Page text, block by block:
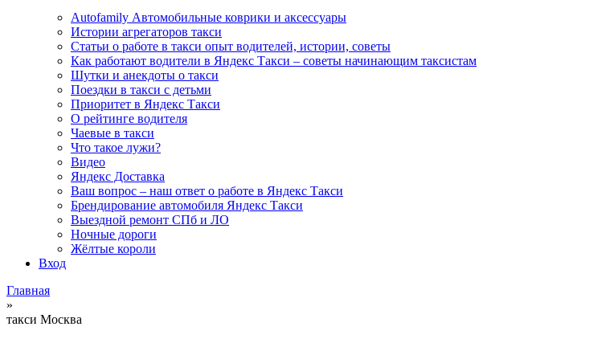
Autofamily Автомобильные коврики и аксессуары
Истории агрегаторов такси
Статьи о работе в такси опыт водителей, истории, советы
Как работают водители в Яндекс Такси – советы начинающим таксистам
Шутки и анекдоты о такси
Поездки в такси с детьми
Приоритет в Яндекс Такси
О рейтинге водителя
Чаевые в такси
Что такое лужи?
Видео
Яндекс Доставка
Ваш вопрос – наш ответ о работе в Яндекс Такси
Брендирование автомобиля Яндекс Такси
Выездной ремонт СПб и ЛО
Ночные дороги
Жёлтые короли
Вход
Главная
»
такси Москва